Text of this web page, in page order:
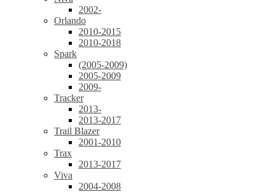
2002-
Orlando
2010-2015
2010-2018
Spark
(2005-2009)
2005-2009
2009-
Tracker
2013-
2013-2017
Trail Blazer
2001-2010
Trax
2013-2017
Viva
2004-2008